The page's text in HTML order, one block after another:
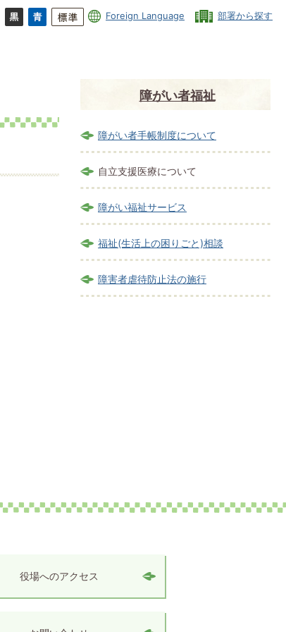
Foreign Language 部署から探す
障がい者福祉
障がい者手帳制度について
自立支援医療について
障がい福祉サービス
福祉(生活上の困りごと)相談
障害者虐待防止法の施行
役場へのアクセス